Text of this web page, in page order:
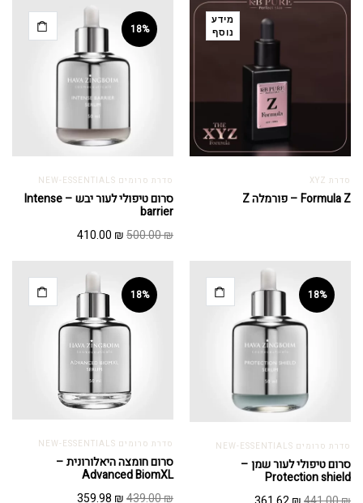
מידע
נוסף
סדרת XYZ
Formula Z – פורמלה Z
18%
סדרת סרומים NEW-ESSENTIALS
סרום טיפולי לעור יבש – Intense
barrier
500.00₪
המחיר
500.00 ₪.
410.00 ₪
המחיר
410.00 ₪.
18%
סדרת סרומים NEW-ESSENTIALS
סרום טיפולי לעור שמן –
Protection shield
המחיר
המחיר
18%
סדרת סרומים NEW-ESSENTIALS
סרום חומצה היאלורונית –
Advanced BiomXL
439.00₪
המחיר359.98 ₪
המחיר